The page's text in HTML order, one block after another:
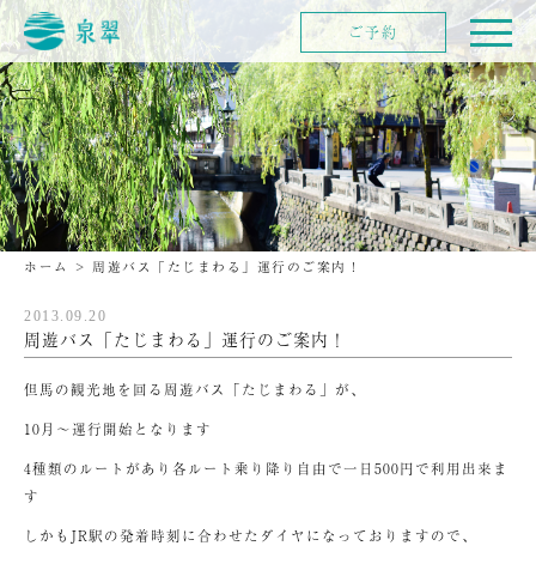
ホーム > 周遊バス「たじまわる」運行のご案内！
2013.09.20
周遊バス「たじまわる」運行のご案内！
但馬の観光地を回る周遊バス「たじまわる」が、
10月～運行開始となります
4種類のルートがあり各ルート乗り降り自由で一日500円で利用出来ま
す
しかもJR駅の発着時刻に合わせたダイヤになっておりますので、
ご予約